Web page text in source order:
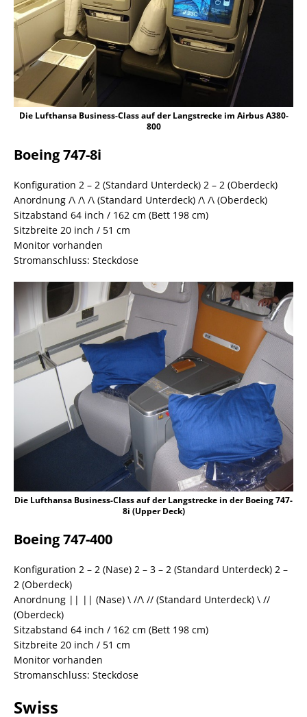
Die Lufthansa Business-Class auf der Langstrecke im Airbus A380-
800
Boeing 747-8i
Konfiguration 2 – 2 (Standard Unterdeck) 2 – 2 (Oberdeck)
Anordnung /\ /\ /\ (Standard Unterdeck) /\ /\ (Oberdeck)
Sitzabstand 64 inch / 162 cm (Bett 198 cm)
Sitzbreite 20 inch / 51 cm
Monitor vorhanden
Stromanschluss: Steckdose
Die Lufthansa Business-Class auf der Langstrecke in der Boeing 747-
8i (Upper Deck)
Boeing 747-400
Konfiguration 2 – 2 (Nase) 2 – 3 – 2 (Standard Unterdeck) 2 –
2 (Oberdeck)
Anordnung || || (Nase) \ //\ // (Standard Unterdeck) \ //
(Oberdeck)
Sitzabstand 64 inch / 162 cm (Bett 198 cm)
Sitzbreite 20 inch / 51 cm
Monitor vorhanden
Stromanschluss: Steckdose
Swiss